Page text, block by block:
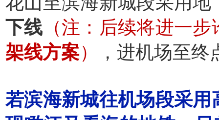
下线 （注：后续将进一
架线方案） ，进机场至
若滨海新城往机场段采用